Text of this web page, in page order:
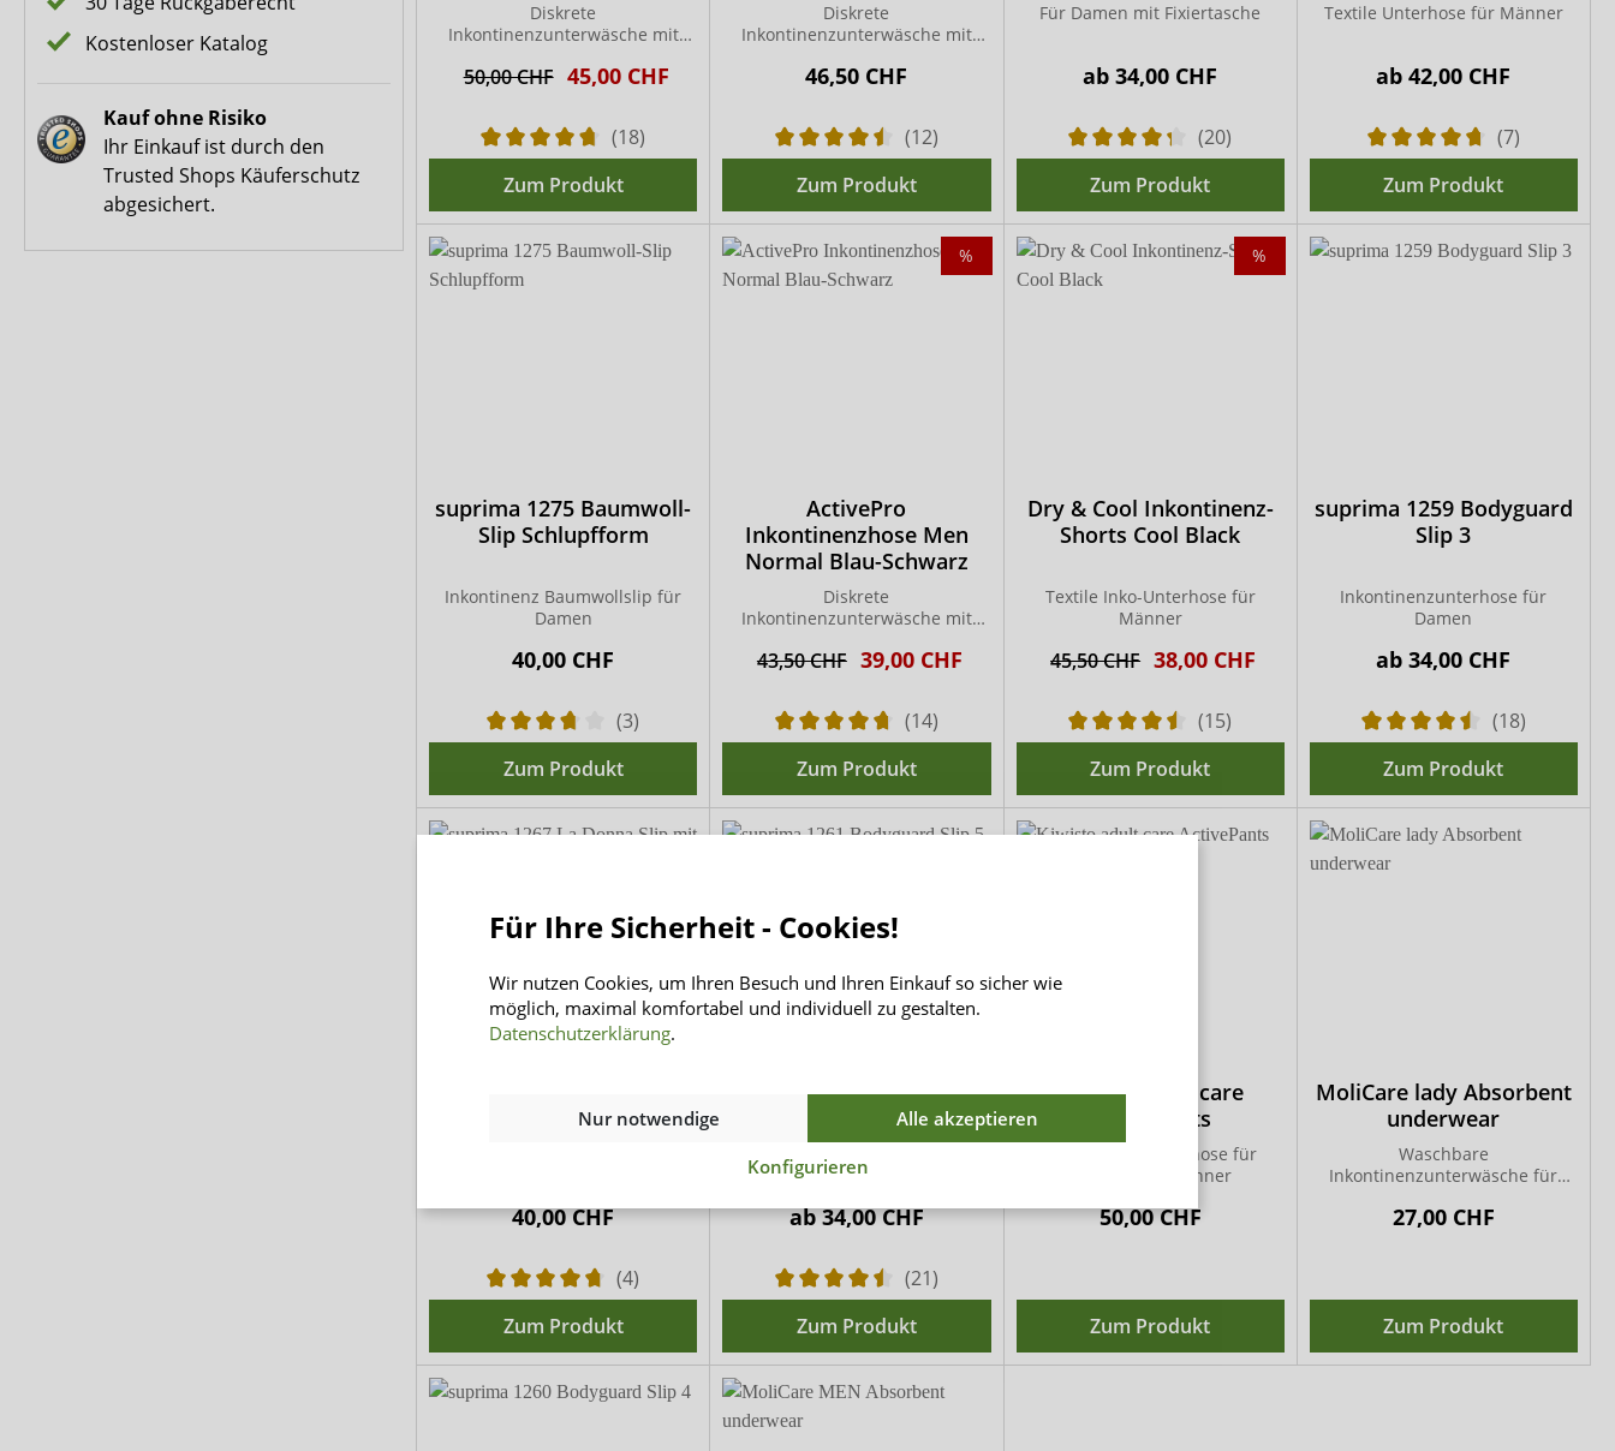
Kostenloser Katalog
Kauf ohne Risiko
Ihr Einkauf ist durch den
Trusted Shops Käuferschutz
abgesichert.
Diskrete
Inkontinenzunterwäsche mit
50,00 CHF 45,00 CHF
(18)
Zum Produkt
Diskrete
Inkontinenzunterwäsche mit
46,50 CHF
(12)
Zum Produkt
Für Damen mit Fixiertasche
ab34,00 CHF
(20)
Zum Produkt
Textile Unterhose für Männer
ab42,00 CHF
(7)
Zum Produkt
suprima 1275 Baumwoll-
Slip Schlupfform
Inkontinenz Baumwollslip für
Damen
40,00 CHF
(3)
Zum Produkt
%
ActivePro
Inkontinenzhose Men
Normal Blau-Schwarz
Diskrete
Inkontinenzunterwäsche mit
43,50 CHF 39,00 CHF
(14)
Zum Produkt
%
Dry & Cool Inkontinenz-
Shorts Cool Black
Textile Inko-Unterhose für
Männer
45,50 CHF 38,00 CHF
(15)
Zum Produkt
suprima 1259 Bodyguard
Slip 3
Inkontinenzunterhose für
Damen
ab34,00 CHF
(18)
Zum Produkt
Slip mit Wäscheschutz
40,00 CHF
(4)
Zum Produkt
suprima 1261 Bodyguard
Textile Inko-Unterhose
ab34,00 CHF
(21)
Zum Produkt
Kiwisto adult care
ActivePants
Inkontinenz-Unterhose für
Frauen und Männer
50,00 CHF
Zum Produkt
MoliCare lady Absorbent
underwear
Waschbare
Inkontinenzunterwäsche für
27,00 CHF
Zum Produkt
Für Ihre Sicherheit - Cookies!
Wir nutzen Cookies, um Ihren Besuch und Ihren Einkauf so sicher wie
möglich, maximal komfortabel und individuell zu gestalten.
Datenschutzerklärung.
Nur notwendige
Alle akzeptieren
Konfigurieren